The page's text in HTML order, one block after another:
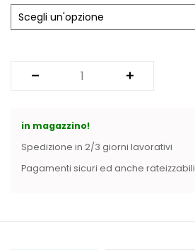
in magazzino!
Spedizione in 2/3 giorni lavorativi
Pagamenti sicuri ed anche rateizzabili